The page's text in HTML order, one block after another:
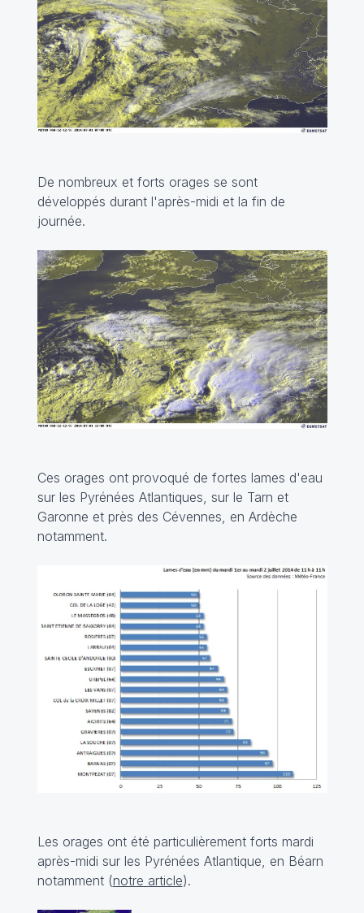
De nombreux et forts orages se sont
développés durant l'après-midi et la fin de
journée.
Ces orages ont provoqué de fortes lames d'eau
sur les Pyrénées Atlantiques, sur le Tarn et
Garonne et près des Cévennes, en Ardèche
notamment.
Les orages ont été particulièrement forts mardi
après-midi sur les Pyrénées Atlantique, en Béarn
notamment (notre article).